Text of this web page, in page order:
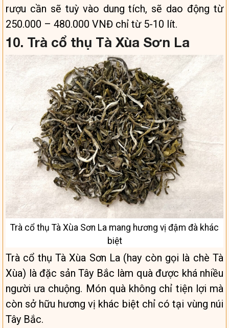
rượu cần sẽ tuỳ vào dung tích, sẽ dao động từ
250.000 – 480.000 VNĐ chỉ từ 5-10 lít.
10. Trà cổ thụ Tà Xùa Sơn La
Trà cổ thụ Tà Xùa Sơn La mang hương vị đậm đà khác
biệt
Trà cổ thụ Tà Xùa Sơn La (hay còn gọi là chè Tà
Xùa) là đặc sản Tây Bắc làm quà được khá nhiều
người ưa chuộng. Món quà không chỉ tiện lợi mà
còn sở hữu hương vị khác biệt chỉ có tại vùng núi
Tây Bắc.